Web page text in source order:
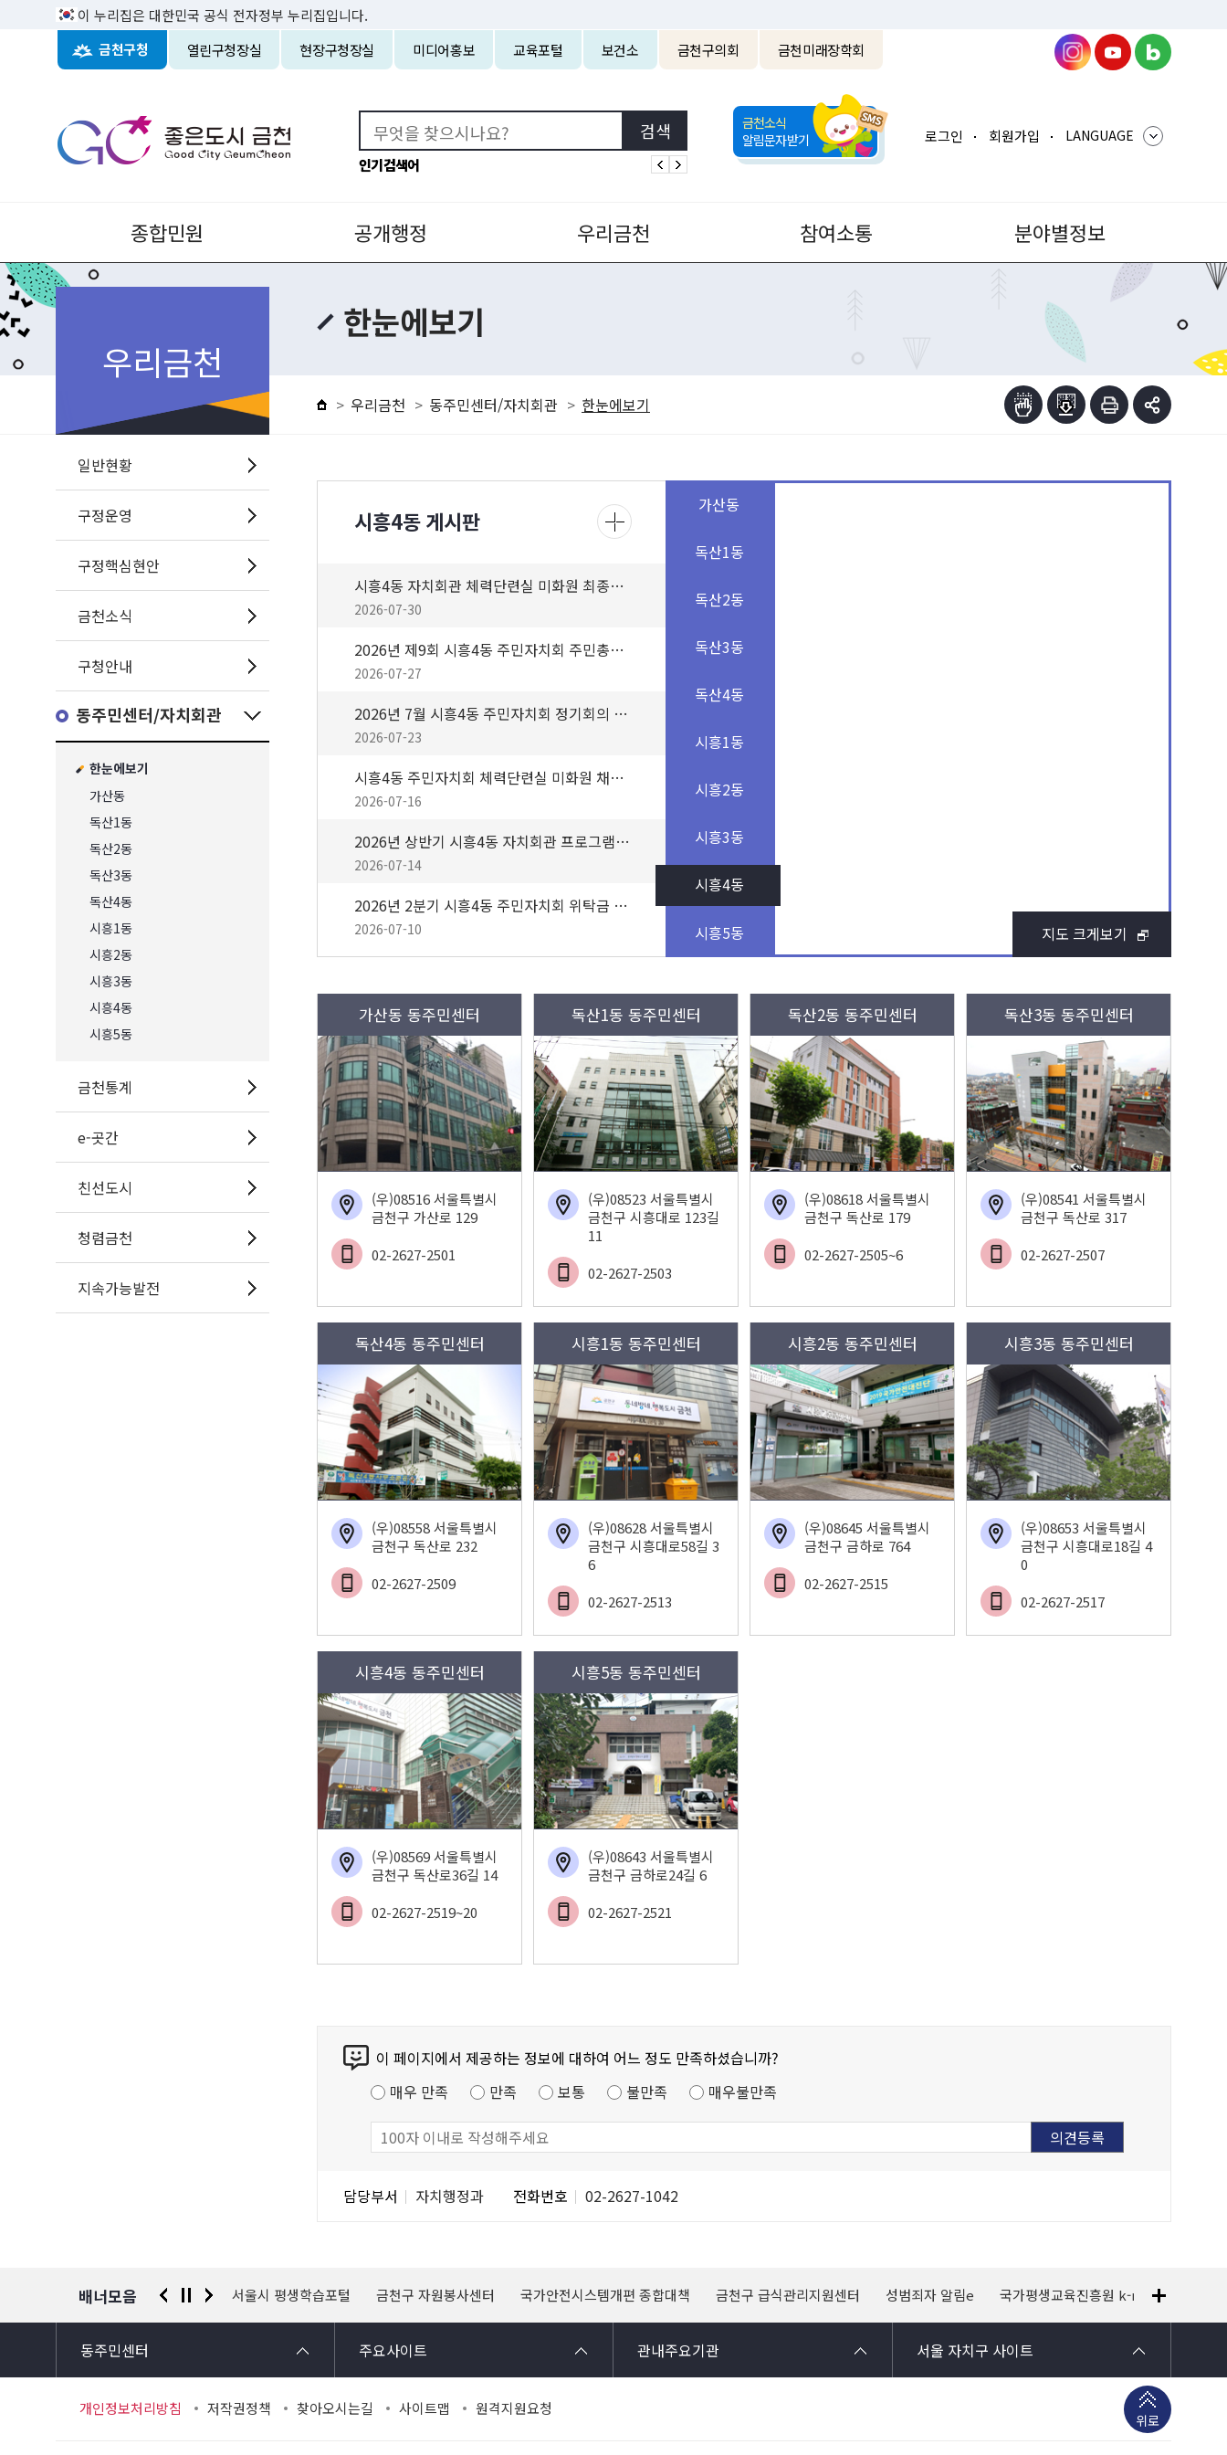
이 누리집은 대한민국 공식 전자정부 누리집입니다.
금천구청 열린구청장실 현장구청장실 미디어홍보 교육포털 보건소 금천구의회 금천미래장학회
인기검색어
금천소식
알림문자받기
로그인 회원가입 LANGUAGE
종합민원 공개행정 우리금천 참여소통 분야별정보
우리금천
일반현황
구정운영
구정핵심현안
금천소식
구청안내
동주민센터/자치회관
한눈에보기
가산동
독산1동
독산2동
독산3동
독산4동
시흥1동
시흥2동
시흥3동
시흥4동
시흥5동
금천통계
e-곳간
친선도시
청렴금천
지속가능발전
한눈에보기
우리금천 동주민센터/자치회관 한눈에보기
가산동
독산1동
독산2동
독산3동
독산4동
시흥1동
시흥2동
시흥3동
시흥4동
시흥5동
시흥4동 게시판
시흥4동 자치회관 체력단련실 미화원 최종합격자 공고
2026-07-30
2026년 제9회 시흥4동 주민자치회 주민총회 개최 공고
2026-07-27
2026년 7월 시흥4동 주민자치회 정기회의 회의자료 및 회의록 공개
2026-07-23
시흥4동 주민자치회 체력단련실 미화원 채용 공고
2026-07-16
2026년 상반기 시흥4동 자치회관 프로그램 만족도 조사 결과 공개
2026-07-14
2026년 2분기 시흥4동 주민자치회 위탁금 및 기금 잔액증명서 공개
2026-07-10 지도 크게보기
가산동 동주민센터
(우)08516 서울특별시
금천구 가산로 129
02-2627-2501
독산1동 동주민센터
(우)08523 서울특별시
금천구 시흥대로 123길
11
02-2627-2503
독산2동 동주민센터
(우)08618 서울특별시
금천구 독산로 179
02-2627-2505~6
독산3동 동주민센터
(우)08541 서울특별시
금천구 독산로 317
02-2627-2507
독산4동 동주민센터
(우)08558 서울특별시
금천구 독산로 232
02-2627-2509
시흥1동 동주민센터
(우)08628 서울특별시
금천구 시흥대로58길 3
6
02-2627-2513
시흥2동 동주민센터
(우)08645 서울특별시
금천구 금하로 764
02-2627-2515
시흥3동 동주민센터
(우)08653 서울특별시
금천구 시흥대로18길 4
0
02-2627-2517
시흥4동 동주민센터
(우)08569 서울특별시
금천구 독산로36길 14
02-2627-2519~20
시흥5동 동주민센터
(우)08643 서울특별시
금천구 금하로24길 6
02-2627-2521
이 페이지에서 제공하는 정보에 대하여 어느 정도 만족하셨습니까?
매우 만족
만족 보통 불만족 매우불만족
담당부서 자치행정과 전화번호 02-2627-1042
배너모음
경찰청 유실물 통합포털 서울시 평생학습포털 금천구 자원봉사센터 국가안전시스템개편 종합대책 금천구 급식관리지원센터 성범죄자 알림e 국가평생교육진흥원 k-mooc
동주민센터 주요사이트 관내주요기관 서울 자치구 사이트
개인정보처리방침 저작권정책 찾아오시는길 사이트맵 원격지원요청
위로